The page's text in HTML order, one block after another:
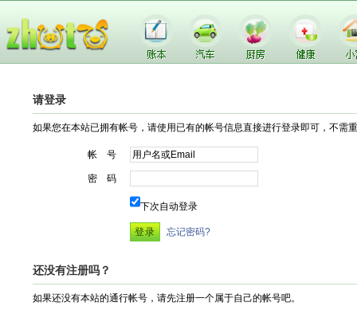
请登录
如果您在本站已拥有帐号，请使用已有的帐号信息直接进行登录即可，不需
帐 号
密 码
下次自动登录
忘记密码?
还没有注册吗？
如果还没有本站的通行帐号，请先注册一个属于自己的帐号吧。